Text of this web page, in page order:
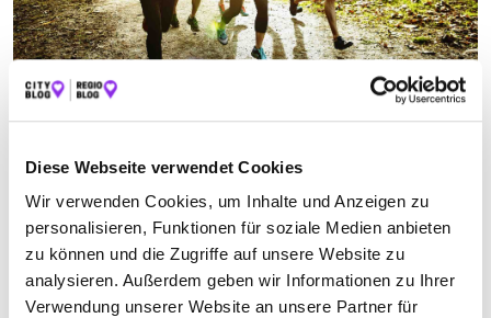
Diese Webseite verwendet Cookies
Wir verwenden Cookies, um Inhalte und Anzeigen zu
personalisieren, Funktionen für soziale Medien anbieten
zu können und die Zugriffe auf unsere Website zu
analysieren. Außerdem geben wir Informationen zu Ihrer
Verwendung unserer Website an unsere Partner für
Finden